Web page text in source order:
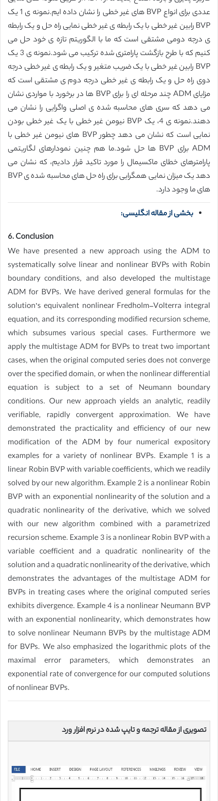
عددی برای انواع BVP های غیر خطی را نشان داده ایم.نمونه ی 1 یک
BVP رابین غیر خطی با یک رابطه ی غیر خطی نمایی راه حل و یک رابطه
ی درجه دومی مشتقی است که ما با الگوریتم تازه ی خود حل می
کنیم که با طرح بازگشت پارامتری شده ترکیب می شود.نمونه ی 3 یک
BVP رابین غیر خطی با یک ضریب متغیر و یک رابطه ی غیر خطی درجه
دوی راه حل و یک رابطه ی غیر خطی درجه دوم ی مشتقی است که
مزایای ADM چند مرحله ای را برای BVP ها در برخورد با مواردی نشان
می دهد که سری های محاسبه شده ی اصلی واگرایی را نشان می
دهند.نمونه ی 4، یک BVP نیومن غیر خطی با یک غیر خطی بودن
نمایی است که نشان می دهد چطور BVP های نیومن غیر خطی با
ADM برای BVP ها حل شود.ما هم چنین نمودارهای لگاریتمی
پارامترهای خطای ماکسیمال را مورد تاکید قرار دادیم، که نشان می
دهد یک میزان نمایی همگرایی برای راه حل های محاسبه شده ی BVP
های ما وجود دارد.
بخشی از مقاله انگلیسی:
6. Conclusion
We have presented a new approach using the ADM to
systematically solve linear and nonlinear BVPs with Robin
boundary conditions, and also developed the multistage
ADM for BVPs. We have derived general formulas for the
solution’s equivalent nonlinear Fredholm–Volterra integral
equation, and its corresponding modified recursion scheme,
which subsumes various special cases. Furthermore we
apply the multistage ADM for BVPs to treat two important
cases, when the original computed series does not converge
over the specified domain, or when the nonlinear differential
equation is subject to a set of Neumann boundary
conditions. Our new approach yields an analytic, readily
verifiable, rapidly convergent approximation. We have
demonstrated the practicality and efficiency of our new
modification of the ADM by four numerical expository
examples for a variety of nonlinear BVPs. Example 1 is a
linear Robin BVP with variable coefficients, which we readily
solved by our new algorithm. Example 2 is a nonlinear Robin
BVP with an exponential nonlinearity of the solution and a
quadratic nonlinearity of the derivative, which we solved
with our new algorithm combined with a parametrized
recursion scheme. Example 3 is a nonlinear Robin BVP with a
variable coefficient and a quadratic nonlinearity of the
solution and a quadratic nonlinearity of the derivative, which
demonstrates the advantages of the multistage ADM for
BVPs in treating cases where the original computed series
exhibits divergence. Example 4 is a nonlinear Neumann BVP
with an exponential nonlinearity, which demonstrates how
to solve nonlinear Neumann BVPs by the multistage ADM
for BVPs. We also emphasized the logarithmic plots of the
maximal error parameters, which demonstrates an
exponential rate of convergence for our computed solutions
of nonlinear BVPs.
تصویری از مقاله ترجمه و تایپ شده در نرم افزار ورد